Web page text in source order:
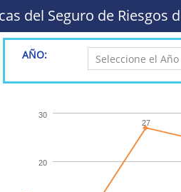
del Seguro de Riesgos
AÑO:
27
20
30